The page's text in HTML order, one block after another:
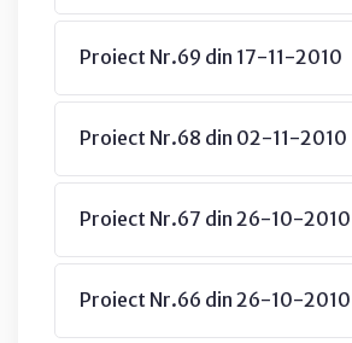
Proiect Nr.69 din 17-11-2010
Proiect Nr.68 din 02-11-2010
Proiect Nr.67 din 26-10-2010
Proiect Nr.66 din 26-10-2010